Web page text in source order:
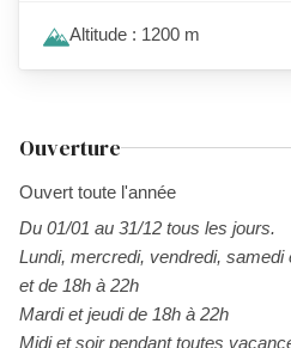
Ouverture
Ouvert toute l'année
Du 01/01 au 31/12 tous les jours.
Lundi, mercredi, vendredi, samedi
et de 18h à 22h
Mardi et jeudi de 18h à 22h
Midi et soir pendant toutes
Altitude : 1200 m